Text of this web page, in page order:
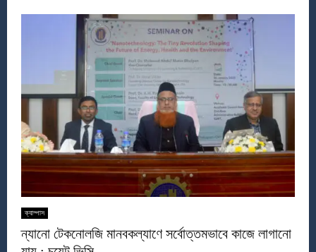
ক্যাম্পাস
ন্যানো টেকনোলজি মানবকল্যাণে সর্বোত্তমভাবে কাজে লাগানো